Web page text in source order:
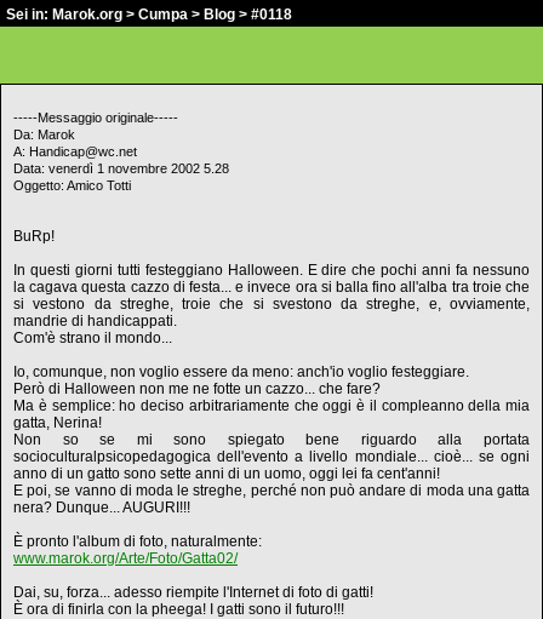
Sei in: Marok.org > Cumpa > Blog > #0118
-----Messaggio originale-----
Da: Marok
A: Handicap@wc.net
Data: venerdì 1 novembre 2002 5.28
Oggetto: Amico Totti
BuRp!
In questi giorni tutti festeggiano Halloween. E dire che pochi anni fa nessuno
la cagava questa cazzo di festa... e invece ora si balla fino all'alba tra troie che
si vestono da streghe, troie che si svestono da streghe, e, ovviamente,
mandrie di handicappati.
Com'è strano il mondo...
Io, comunque, non voglio essere da meno: anch'io voglio festeggiare.
Però di Halloween non me ne fotte un cazzo... che fare?
Ma è semplice: ho deciso arbitrariamente che oggi è il compleanno della mia
gatta, Nerina!
Non so se mi sono spiegato bene riguardo alla portata
socioculturalpsicopedagogica dell'evento a livello mondiale... cioè... se ogni
anno di un gatto sono sette anni di un uomo, oggi lei fa cent'anni!
E poi, se vanno di moda le streghe, perché non può andare di moda una gatta
nera? Dunque... AUGURI!!!
È pronto l'album di foto, naturalmente:
www.marok.org/Arte/Foto/Gatta02/
Dai, su, forza... adesso riempite l'Internet di foto di gatti!
È ora di finirla con la pheega! I gatti sono il futuro!!!